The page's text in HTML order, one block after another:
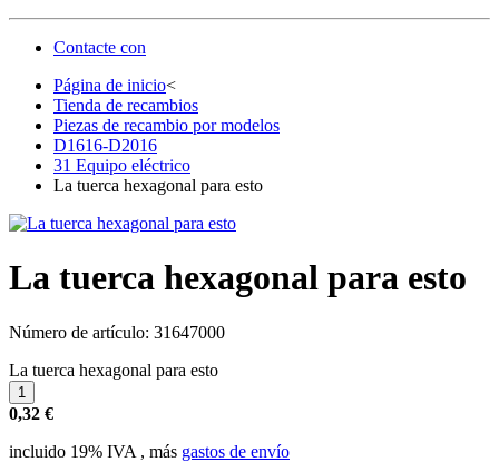
Contacte con
Página de inicio<
Tienda de recambios
Piezas de recambio por modelos
D1616-D2016
31 Equipo eléctrico
La tuerca hexagonal para esto
La tuerca hexagonal para esto
Número de artículo: 31647000
La tuerca hexagonal para esto
0,32 €
incluido 19% IVA , más gastos de envío